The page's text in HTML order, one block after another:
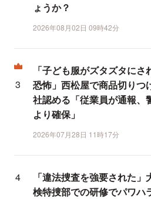
ょうか？
2026年08月02日 09時42分
「子ども服がズタズタにさ
恐怖」西松屋で商品切りつ
社認める「従業員が通報、
より確保」
2026年07月28日 11時17分
「違法捜査を強要された」
検特捜部での研修でパワハ